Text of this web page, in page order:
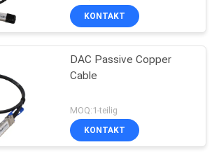
KONTAKT
DAC Passive Copper
Cable
MOQ:1-teilig
KONTAKT